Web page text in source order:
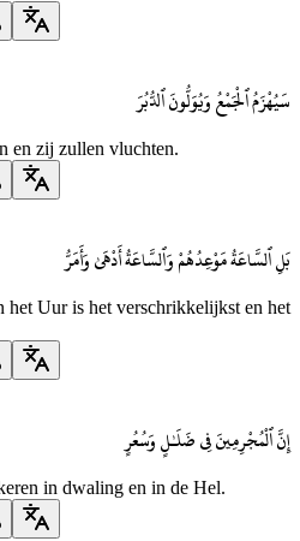
سَيُهْزَمُ ٱلْجَمْعُ وَيُوَلُّونَ ٱلدُّبُرَ
en zij zullen vluchten.
بَلِ ٱلسَّاعَةُ مَوْعِدُهُمْ وَٱلسَّاعَةُ أَدْهَىٰ وَأَمَرُّ
het Uur is het verschrikkelijkst en het
إِنَّ ٱلْمُجْرِمِينَ فِى ضَلَـٰلٍ وَسُعُرٍ
in dwaling en in de Hel.